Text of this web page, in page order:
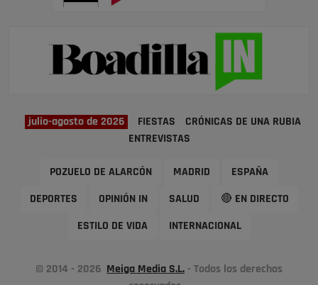
julio-agosto de 2026 FIESTAS
CRÓNICAS DE UNA RUBIA
ENTREVISTAS
POZUELO DE ALARCÓN MADRID ESPAÑA
DEPORTES OPINIÓN IN SALUD 🔴 EN DIRECTO
ESTILO DE VIDA INTERNACIONAL
© 2014 - 2026 Meiga Media S.L. - Todos los derechos